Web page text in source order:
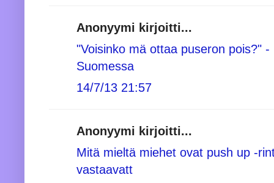
Anonyymi kirjoitti...
"Voisinko mä ottaa puseron pois?"
Suomessa
14/7/13 21:57
Anonyymi kirjoitti...
Mitä mieltä miehet ovat push up -
vastaavatt